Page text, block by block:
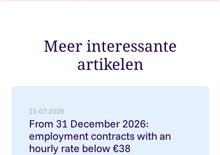
Meer interessante
artikelen
21-07-2026
From 31 December 2026:
employment contracts with an
hourly rate below €38